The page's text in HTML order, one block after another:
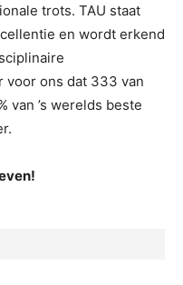
trots. TAU staat
en wordt erkend
voor ons dat 333 van
van ’s werelds beste